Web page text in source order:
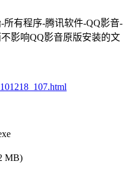
有程序-腾讯软件-QQ影音-
影响QQ影音原版安装的文
MB)